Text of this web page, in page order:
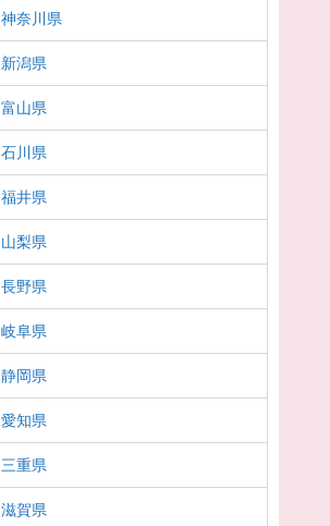
神奈川県
新潟県
富山県
石川県
福井県
山梨県
長野県
岐阜県
静岡県
愛知県
三重県
滋賀県